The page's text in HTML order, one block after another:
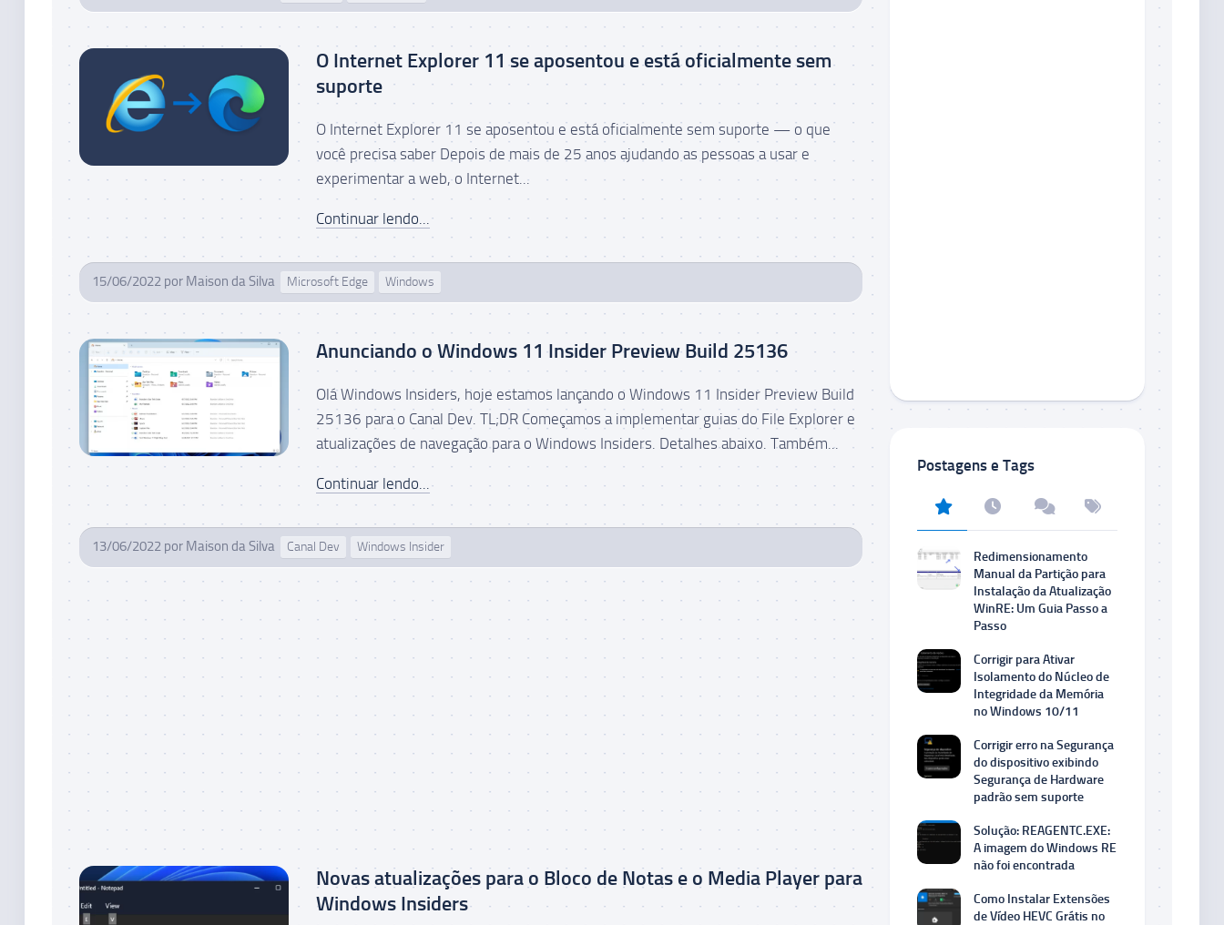
O Internet Explorer 11 se aposentou e está oficialmente sem
suporte
O Internet Explorer 11 se aposentou e está oficialmente sem suporte — o que
você precisa saber Depois de mais de 25 anos ajudando as pessoas a usar e
experimentar a web, o Internet...
Continuar lendo...
15/06/2022 por Maison da Silva Microsoft Edge Windows
Anunciando o Windows 11 Insider Preview Build 25136
Olá Windows Insiders, hoje estamos lançando o Windows 11 Insider Preview Build
25136 para o Canal Dev. TL;DR Começamos a implementar guias do File Explorer e
atualizações de navegação para o Windows Insiders. Detalhes abaixo. Também...
Continuar lendo...
13/06/2022 por Maison da Silva Canal Dev Windows Insider
Novas atualizações para o Bloco de Notas e o Media Player para
Windows Insiders
Postagens e Tags
Redimensionamento
Manual da Partição para
Instalação da Atualização
WinRE: Um Guia Passo a
Passo
Corrigir para Ativar
Isolamento do Núcleo de
Integridade da Memória
no Windows 10/11
Corrigir erro na Segurança
do dispositivo exibindo
Segurança de Hardware
padrão sem suporte
Solução: REAGENTC.EXE:
A imagem do Windows RE
não foi encontrada
Como Instalar Extensões
de Vídeo HEVC Grátis no